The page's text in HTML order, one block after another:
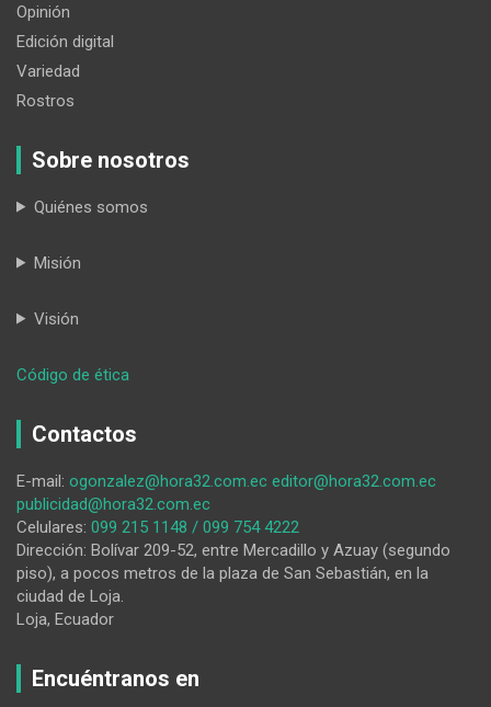
Opinión
Edición digital
Variedad
Rostros
Sobre nosotros
Quiénes somos
Misión
Visión
Código de ética
al
Contactos
E-mail: ogonzalez@hora32.com.ec editor@hora32.com.ec
publicidad@hora32.com.ec
Celulares: 099 215 1148 / 099 754 4222
Dirección: Bolívar 209-52, entre Mercadillo y Azuay (segundo
piso), a pocos metros de la plaza de San Sebastián, en la
ciudad de Loja.
Loja, Ecuador
Encuéntranos en